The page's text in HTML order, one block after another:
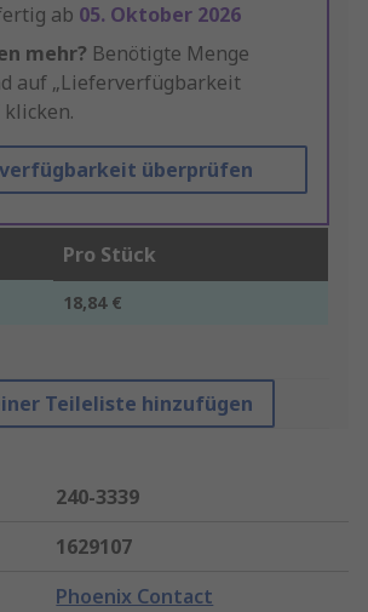
ab 05. Oktober 2026
mehr? Benötigte Menge
auf „Lieferverfügbarkeit
überprüfen
Pro Stück
18,84 €
Teileliste hinzufügen
240-3339
1629107
Phoenix Contact